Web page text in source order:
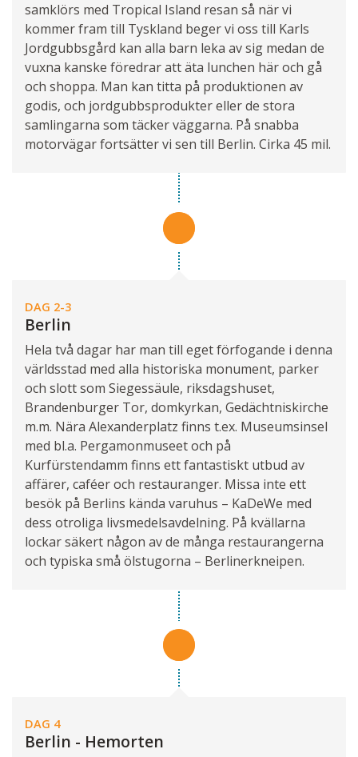
samklörs med Tropical Island resan så när vi
kommer fram till Tyskland beger vi oss till Karls
Jordgubbsgård kan alla barn leka av sig medan de
vuxna kanske föredrar att äta lunchen här och gå
och shoppa. Man kan titta på produktionen av
godis, och jordgubbsprodukter eller de stora
samlingarna som täcker väggarna. På snabba
motorvägar fortsätter vi sen till Berlin. Cirka 45 mil.
DAG 2-3
Berlin
Hela två dagar har man till eget förfogande i denna
världsstad med alla historiska monument, parker
och slott som Siegessäule, riksdagshuset,
Brandenburger Tor, domkyrkan, Gedächtniskirche
m.m. Nära Alexanderplatz finns t.ex. Museumsinsel
med bl.a. Pergamonmuseet och på
Kurfürstendamm finns ett fantastiskt utbud av
affärer, caféer och restauranger. Missa inte ett
besök på Berlins kända varuhus – KaDeWe med
dess otroliga livsmedelsavdelning. På kvällarna
lockar säkert någon av de många restaurangerna
och typiska små ölstugorna – Berlinerkneipen.
DAG 4
Berlin - Hemorten